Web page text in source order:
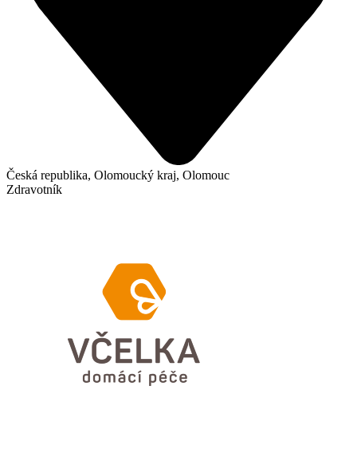
Česká republika, Olomoucký kraj, Olomouc
Zdravotník